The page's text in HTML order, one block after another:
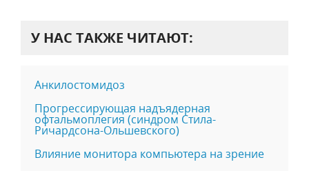
У НАС ТАКЖЕ ЧИТАЮТ:
Анкилостомидоз
Прогрессирующая надъядерная
офтальмоплегия (синдром Стила-
Ричардсона-Ольшевского)
Влияние монитора компьютера на зрение